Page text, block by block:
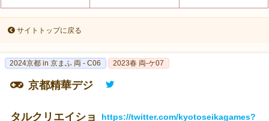
サイトトップに戻る
2024京都 in 京まふ 両 - C06 2023春 両‐ケ07
京都精華デジ
タルクリエイショ https://twitter.com/kyotoseikagames?